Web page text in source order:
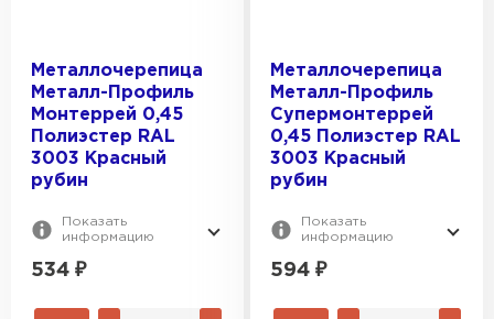
Металлочерепица
Металл-Профиль
Монтеррей 0,45
Полиэстер RAL
3003 Красный
рубин
Показать
информацию
534 ₽
Металлочерепица
Металл-Профиль
Супермонтеррей
0,45 Полиэстер RAL
3003 Красный
рубин
Показать
информацию
594 ₽